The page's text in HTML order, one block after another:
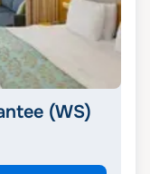
(WS)